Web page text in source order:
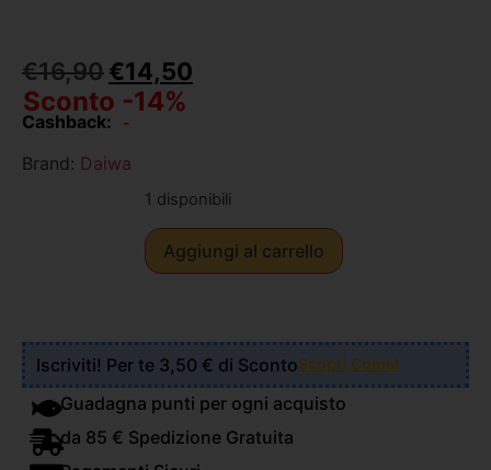
€16,90€14,50
Sconto -14%
Cashback: -
Brand: Daiwa
1 disponibili
Aggiungi al carrello
Iscriviti! Per te 3,50 € di ScontoScopri Come!
Guadagna punti per ogni acquisto
da 85 € Spedizione Gratuita